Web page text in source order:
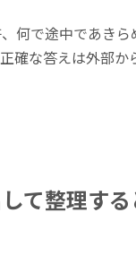
何で途中であき
確な答えは外部
て整理す